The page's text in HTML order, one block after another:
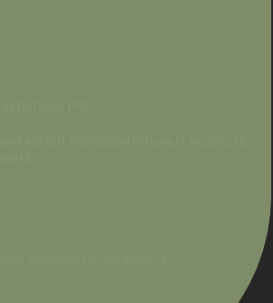
изобразительных искусств